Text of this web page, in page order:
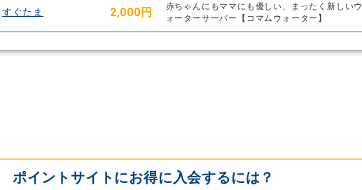
すぐたま 2,000円
赤ちゃんにもママにも優しい、まったく新しいウ
ォーターサーバー【コマムウォーター】
ポイントサイトにお得に入会するには？